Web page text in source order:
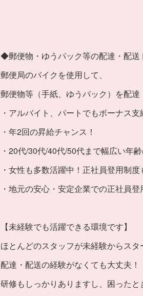
◆郵便物・ゆうパック等の配達・配
郵便局のバイクを使用して、
郵便物等（手紙、ゆうパック）を配達
・アルバイト、パートでもボーナス支
・年2回の昇給チャンス！
・20代/30代/40代/50代まで幅広い年
・女性も多数活躍中！正社員登用制度
・地元の安心・安定企業での正社員
【未経験でも活躍できる環境です】
ほとんどのスタッフが未経験からスタ
配達・配送の経験がなくても大丈夫！
研修もしっかりありますし、困ったと